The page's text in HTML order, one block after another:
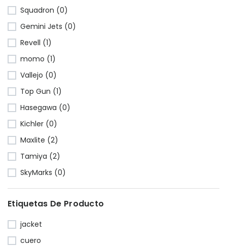
Squadron (0)
Gemini Jets (0)
Revell (1)
momo (1)
Vallejo (0)
Top Gun (1)
Hasegawa (0)
Kichler (0)
Maxlite (2)
Tamiya (2)
SkyMarks (0)
Etiquetas De Producto
jacket
cuero